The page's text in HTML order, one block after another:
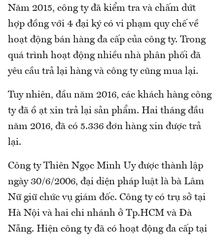
Năm 2015, công ty đã kiểm tra và chấm dứt
hợp đồng với 4 đại ký có vi phạm quy chế về
hoạt động bán hàng đa cấp của công ty. Trong
quá trình hoạt động nhiều nhà phân phối đã
yêu cầu trả lại hàng và công ty cũng mua lại.
Tuy nhiên, đầu năm 2016, các khách hàng công
ty đã ồ ạt xin trả lại sản phẩm. Hai tháng đầu
năm 2016, đã có 5.336 đơn hàng xin được trả
lại.
Công ty Thiên Ngọc Minh Uy được thành lập
ngày 30/6/2006, đại diện pháp luật là bà Lâm
Nữ giữ chức vụ giám đốc. Công ty có trụ sở tại
Hà Nội và hai chi nhánh ở Tp.HCM và Đà
Nẵng. Hiện công ty đã có hoạt động đa cấp tại